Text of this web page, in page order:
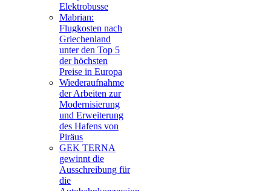
Elektrobusse
Mabrian:
Flugkosten nach
Griechenland
unter den Top 5
der höchsten
Preise in Europa
Wiederaufnahme
der Arbeiten zur
Modernisierung
und Erweiterung
des Hafens von
Piräus
GEK TERNA
gewinnt die
Ausschreibung für
die